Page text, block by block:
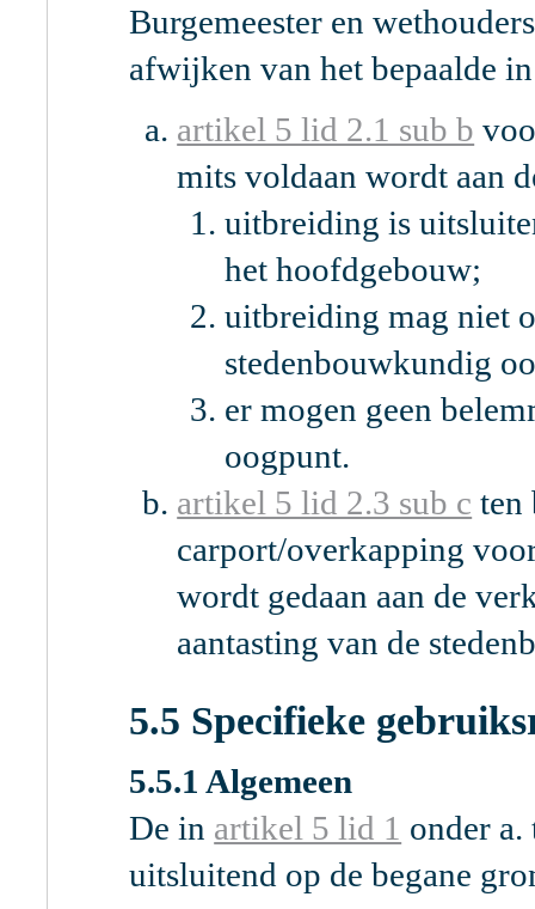
Burgemeester en
afwijken van het bepaalde
artikel 5 lid 2.1 sub b
mits voldaan wordt
uitbreiding is
het hoofdgebouw;
uitbreiding mag niet
er mogen geen
oogpunt.
artikel 5 lid 2.3 sub c ten
carport/overkapping
wordt gedaan aan de
aantasting van de
5.5 Specifieke
5.5.1 Algemeen
De in artikel 5 lid 1 onder
uitsluitend op de begane